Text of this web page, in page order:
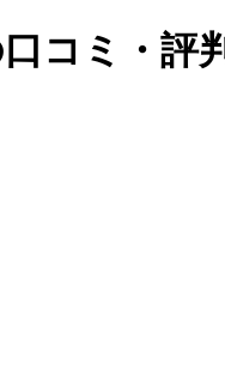
コミ・評